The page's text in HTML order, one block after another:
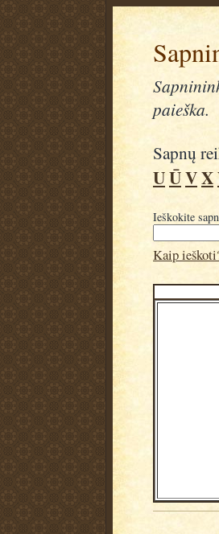
paieška.
Sapnų
UŪVX
Ieškokite
Kaip